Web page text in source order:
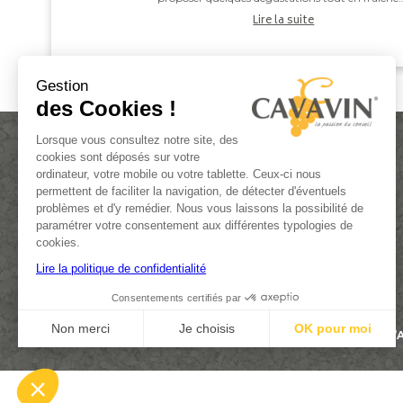
qui accompagneront à merveille la fin de celui-ci
...
Lire la suite
ACTUALITÉS
DEVENIR FRANCHISÉ
L’ABUS
Gestion
des Cookies !
Lorsque vous consultez notre site, des
cookies sont déposés sur votre
ordinateur, votre mobile ou votre tablette. Ceux-ci nous
permettent de faciliter la navigation, de détecter d'éventuels
problèmes et d'y remédier. Nous vous laissons la possibilité de
paramétrer votre consentement aux différentes typologies de
cookies.
Lire la politique de confidentialité
Consentements certifiés par
Non merci Je choisis
OK pour moi
Axeptio consent
Plateforme de Gestion du Consentement : Personnalisez vos Options
Notre plateforme vous permet d'adapter et de gérer vos paramètres de